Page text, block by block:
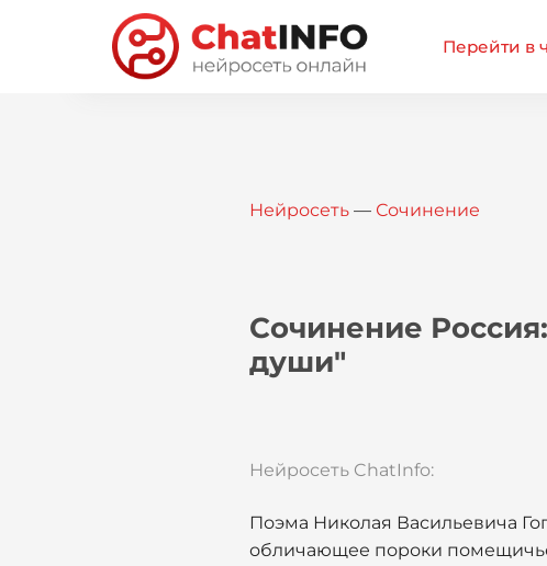
Перейти в
Нейросеть — Сочинение
Сочинение
души"
Нейросеть ChatInfo:
Поэма Николая Васильевича
обличающее пороки